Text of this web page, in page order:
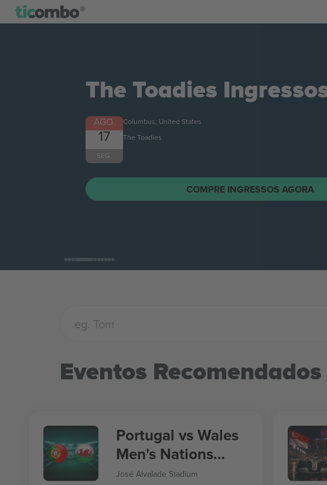
The Toadies
AGO.
17
SEG.
Columbus, United States
The Toadies
COMPRE INGRESSOS AGORA
Eventos Recomendados
Portugal vs Wales
Men's Nations
League
José Alvalade Stadium